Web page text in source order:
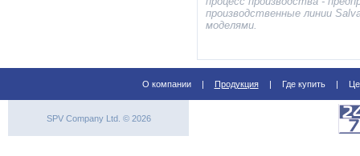
производственные линии
моделями.
О компании | Продукция | Где купить |
SPV Company Ltd. © 2026